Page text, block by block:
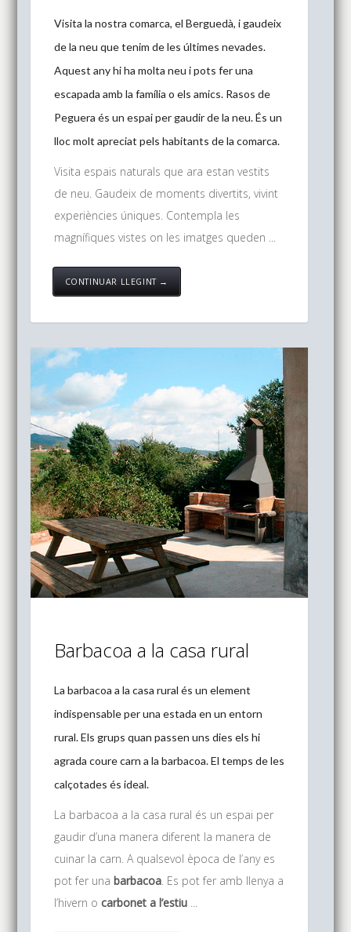
Visita la nostra comarca, el Berguedà, i gaudeix
de la neu que tenim de les últimes nevades.
Aquest any hi ha molta neu i pots fer una
escapada amb la família o els amics. Rasos de
Peguera és un espai per gaudir de la neu. És un
lloc molt apreciat pels habitants de la comarca.
Visita espais naturals que ara estan vestits
de neu. Gaudeix de moments divertits, vivint
experiències úniques. Contempla les
magnífiques vistes on les imatges queden ...
CONTINUAR LLEGINT →
Barbacoa a la casa rural
La barbacoa a la casa rural és un element
indispensable per una estada en un entorn
rural. Els grups quan passen uns dies els hi
agrada coure carn a la barbacoa. El temps de les
calçotades és ideal.
La barbacoa a la casa rural és un espai per
gaudir d’una manera diferent la manera de
cuinar la carn. A qualsevol època de l’any es
pot fer una barbacoa. Es pot fer amb llenya a
l’hivern o carbonet a l’estiu...